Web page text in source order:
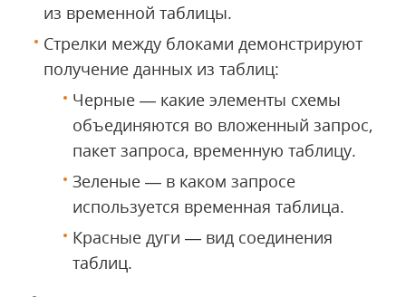
из временной таблицы.
Стрелки между блоками демонстрируют
получение данных из таблиц:
Черные — какие элементы схемы
объединяются во вложенный запрос,
пакет запроса, временную таблицу.
Зеленые — в каком запросе
используется временная таблица.
Красные дуги — вид соединения
таблиц.